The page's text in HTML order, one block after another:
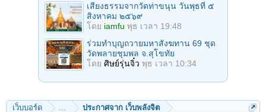
เสียงธรรมจากวัดท่าขนุน วันพุธที่ ๕
สิงหาคม ๒๕๖๙
โดย iamfu พุธ เวลา 19:48
ร่วมทําบุญถวายมหาสังฆทาน 69 ชุด
วัดพลายชุมพล จ.สุโขทัย
โดย ศิษย์รุ่นจิ๋ว พุธ เวลา 10:34
เว็บบอร์ด ประกาศจาก เว็บพลังจิต